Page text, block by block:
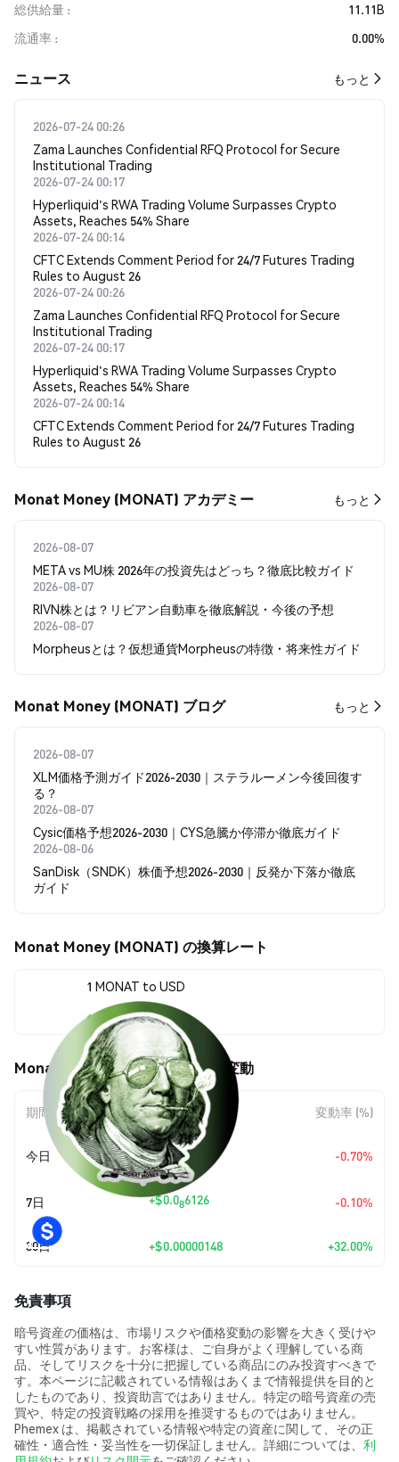
総供給量
11.11B
流通率
0.00%
​​ニュース​​ もっと
2026-07-24 00:26
Zama Launches Confidential RFQ Protocol for Secure
Institutional Trading
2026-07-24 00:17
Hyperliquid's RWA Trading Volume Surpasses Crypto
Assets, Reaches 54% Share
2026-07-24 00:14
CFTC Extends Comment Period for 24/7 Futures Trading
Rules to August 26
2026-07-24 00:26
Zama Launches Confidential RFQ Protocol for Secure
Institutional Trading
2026-07-24 00:17
Hyperliquid's RWA Trading Volume Surpasses Crypto
Assets, Reaches 54% Share
2026-07-24 00:14
CFTC Extends Comment Period for 24/7 Futures Trading
Rules to August 26
Monat Money (MONAT) アカデミー もっと
2026-08-07
META vs MU株 2026年の投資先はどっち？徹底比較ガイド
2026-08-07
RIVN株とは？リビアン自動車を徹底解説・今後の予想
2026-08-07
Morpheusとは？仮想通貨Morpheusの特徴・将来性ガイド
Monat Money (MONAT) ブログ もっと
2026-08-07
XLM価格予測ガイド2026-2030｜ステラルーメン今後回復す
る？
2026-08-07
Cysic価格予想2026-2030｜CYS急騰か停滞か徹底ガイド
2026-08-06
SanDisk（SNDK）株価予想2026-2030｜反発か下落か徹底
ガイド
Monat Money (MONAT) の換算レート
1 MONAT to USD
$0.00000612
Monat Money (MONAT) の価格変動
期間 金額変動 変動率 (%)
今日 +$0.074314 -0.70%
7日 +$0.086126 -0.10%
30日 +$0.00000148 +32.00%
免責事項
暗号資産の価格は、市場リスクや価格変動の影響を大きく受けや
すい性質があります。お客様は、ご自身がよく理解している商
品、そしてリスクを十分に把握している商品にのみ投資すべきで
す。本ページに記載されている情報はあくまで情報提供を目的と
したものであり、投資助言ではありません。特定の暗号資産の売
買や、特定の投資戦略の採用を推奨するものではありません。
Phemex は、掲載されている情報や特定の資産に関して、その正
確性・適合性・妥当性を一切保証しません。詳細については、 利